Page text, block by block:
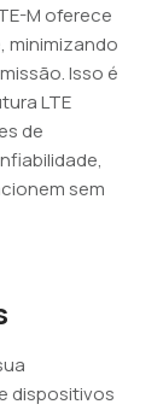
M oferece
minimizando
Isso é
LTE
de
sem
dispositivos